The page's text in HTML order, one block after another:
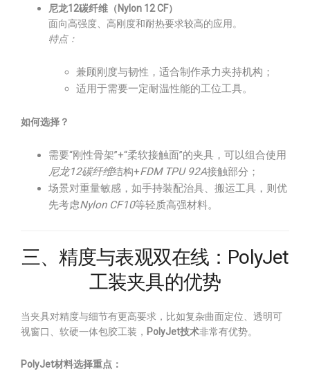
尼龙12碳纤维（Nylon 12 CF）
面向高强度、高刚度和耐热要求较高的应用。
特点：
兼顾刚度与韧性，适合制作承力夹持机构；
适用于需要一定耐温性能的工位工具。
如何选择？
需要“刚性骨架”+“柔软接触面”的夹具，可以组合使用
尼龙12碳纤维结构+FDM TPU 92A接触部分；
场景对重量敏感，如手持装配治具、搬运工具，则优
先考虑Nylon CF10等轻质高强材料。
三、精度与表观双在线：PolyJet
工装夹具的优势
当夹具对精度与细节有更高要求，比如复杂曲面定位、透明可
视窗口、软硬一体包胶工装， PolyJet技术非常有优势。
PolyJet材料选择重点：